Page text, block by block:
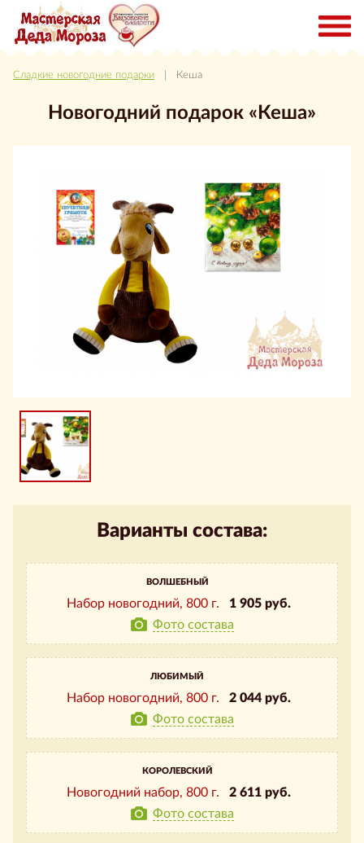
Сладкие новогодние подарки | Кеша
Новогодний подарок «Кеша»
Варианты состава:
ВОЛШЕБНЫЙ
Набор новогодний, 800 г.
1 905 руб.
Фото состава
ЛЮБИМЫЙ
Набор новогодний, 800 г.
2 044 руб.
Фото состава
КОРОЛЕВСКИЙ
Новогодний набор, 800 г.
2 611 руб.
Фото состава